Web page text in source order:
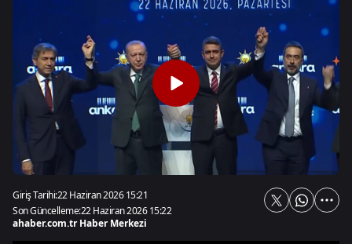
Giriş Tarihi:22 Haziran 2026 15:21
Son Güncelleme:22 Haziran 2026 15:22
ahaber.com.tr Haber Merkezi